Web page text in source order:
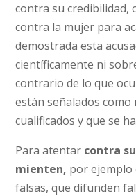
contra su credibilidad,
contra la mujer para
demostrada esta
científicamente ni
contrario de lo que
están señalados
cualificados y que se
Para atentar contra
mienten, por ejemplo
falsas, que difunden